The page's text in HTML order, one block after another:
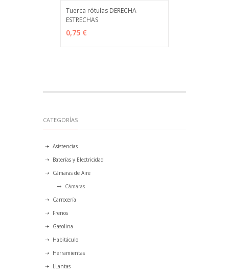
VER OPCIONES
Tuerca rótulas DERECHA
ESTRECHAS
0,75 €
CATEGORÍAS
Asistencias
Baterías y Electricidad
Cámaras de Aire
Cámaras
Carrocería
Frenos
Gasolina
Habitáculo
Herramientas
LLantas